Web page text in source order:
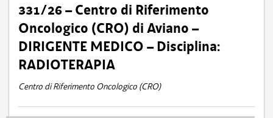
331/26 – Centro di Riferimento
Oncologico (CRO) di Aviano –
DIRIGENTE MEDICO – Disciplina:
RADIOTERAPIA
Centro di Riferimento Oncologico (CRO)